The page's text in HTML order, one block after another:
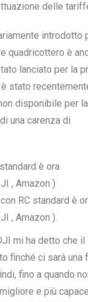
delle
introdotto
quadricottero è
lanciato per la
è stato
disponibile per la
una carenza di
è ora
, Amazon )
RC standard è
, Amazon ).
mi ha detto che il
finché ci sarà una
fino a quando
e più